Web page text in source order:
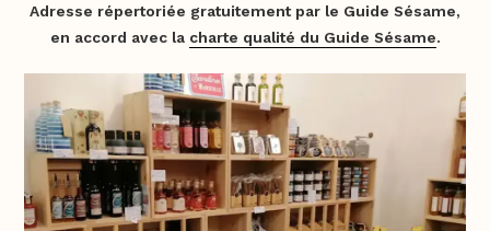
Adresse répertoriée gratuitement par le Guide Sésame,
en accord avec la charte qualité du Guide Sésame.